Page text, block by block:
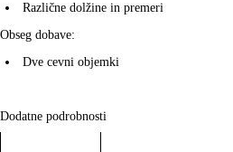
Različne dolžine in premeri
Obseg dobave:
Dve cevni objemki
Dodatne podrobnosti